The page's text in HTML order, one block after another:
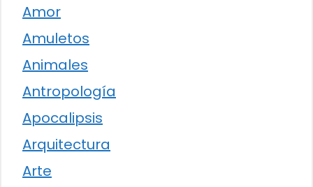
Amor
Amuletos
Animales
Antropología
Apocalipsis
Arquitectura
Arte